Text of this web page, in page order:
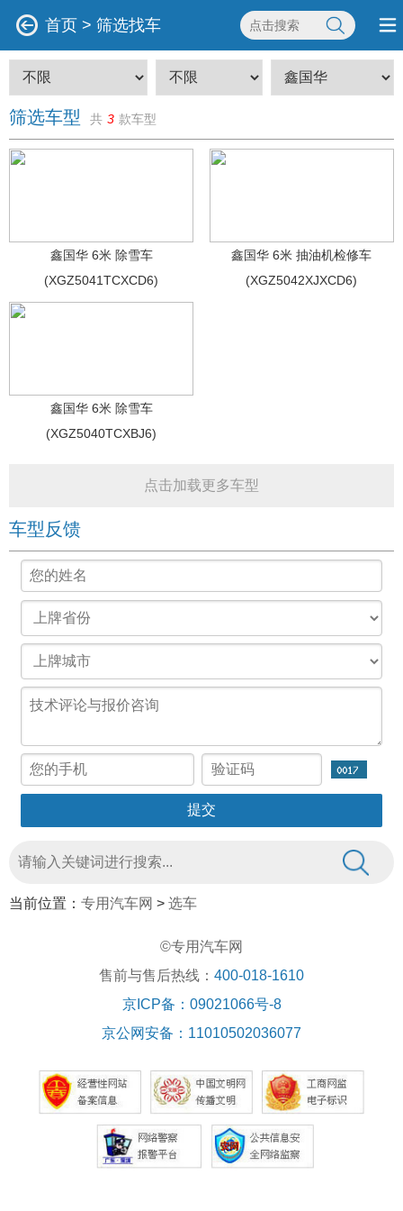
首页 > 筛选找车
筛选车型 共 3 款车型
鑫国华 6米 除雪车
(XGZ5041TCXCD6)
鑫国华 6米 抽油机检修车
(XGZ5042XJXCD6)
鑫国华 6米 除雪车
(XGZ5040TCXBJ6)
点击加载更多车型
车型反馈
当前位置： 专用汽车网 > 选车
©专用汽车网
售前与售后热线： 400-018-1610
京ICP备：09021066号-8
京公网安备：11010502036077